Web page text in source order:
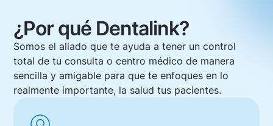
¿Por qué Dentalink?
Somos el aliado que te ayuda a tener un control
total de tu consulta o centro médico de manera
sencilla y amigable para que te enfoques en lo
realmente importante, la salud tus pacientes.